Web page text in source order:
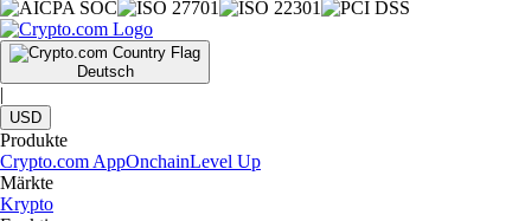
Deutsch
|
USD
Produkte
Crypto.com AppOnchainLevel Up
Märkte
Krypto